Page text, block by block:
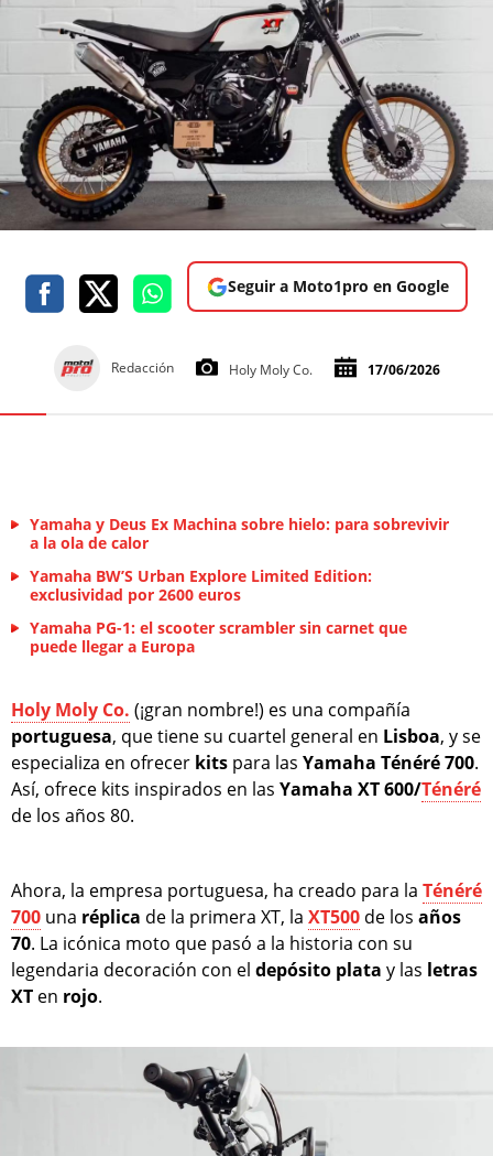
Seguir a Moto1pro en Google
Redacción Holy Moly Co. 17/06/2026
Yamaha y Deus Ex Machina sobre hielo: para sobrevivir
a la ola de calor
Yamaha BW’S Urban Explore Limited Edition:
exclusividad por 2600 euros
Yamaha PG-1: el scooter scrambler sin carnet que
puede llegar a Europa
Holy Moly Co. (¡gran nombre!) es una compañía
portuguesa, que tiene su cuartel general en Lisboa, y se
especializa en ofrecer kits para las Yamaha Ténéré700.
Así, ofrece kits inspirados en las Yamaha XT 600/Ténéré
de los años 80.
Ahora, la empresa portuguesa, ha creado para la Ténéré
700 una réplica de la primera XT, la XT500 de los años
70. La icónica moto que pasó a la historia con su
legendaria decoración con el depósito plata y las letras
XT en rojo.